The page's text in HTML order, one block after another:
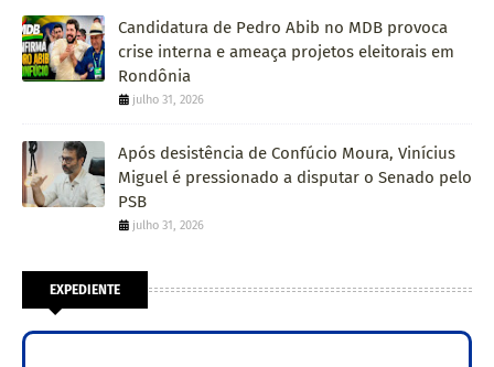
Candidatura de Pedro Abib no MDB provoca
crise interna e ameaça projetos eleitorais em
Rondônia
julho 31, 2026
Após desistência de Confúcio Moura, Vinícius
Miguel é pressionado a disputar o Senado pelo
PSB
julho 31, 2026
EXPEDIENTE